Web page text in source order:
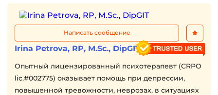
Не можете пережить расставание
Я УЧУ РЕШАТЬ КОНФЛИКТЫ, ДОВЕРЯТЬ И
СТРОИТЬ БЛИЗОСТЬ
ЭТО ПРО ЗДОРОВЫЕ ОТНОШЕНИЯ
Себе не нравитесь
Думаете, что не заслуживаете ничего хорошего
У вас проблемы с личными границами
Я ЗАДАЮ "ПРАВИЛЬНЫЕ" ВОПРОСЫ И ПОМОГАЮ
Написать сообщение
Irina Petrova, RP, M.Sc., DipGIT
Опытный лицензированный психотерапевт (CRPO
lic.#002775) оказывает помощь при депрессии,
повышенной тревожности, неврозах, в ситуациях